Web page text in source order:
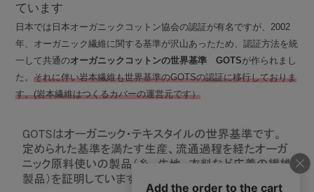
ています
日本では日本オーガニックコットン協会の認証が有名ですが、2002
年、オーガニック繊維に関する基準が沢山あったため、認証方法を統
一して共通のオーガニックコットンの世界基準 GOTSが作られまし
た。それに伴い岩本繊維も世界基準のGOTSの認証に移行しておりま
す。(岩本繊維はつくるカバーの運営元です）